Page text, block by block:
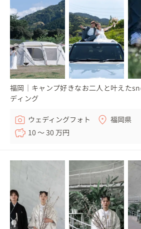
福岡｜キャンプ好きなお二人と叶えた
ディング
ウェディングフォト
福岡県
10 〜 30 万円